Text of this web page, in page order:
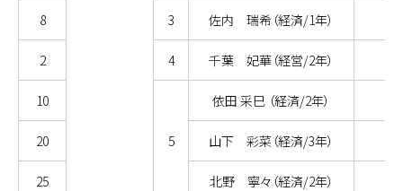
8 3 佐内 瑞希（経済/1年）
2 4 千葉 妃華（経営/2年）
10
5
依田 采巳 （経済/2年）
20 山下 彩菜（経済/3年）
25 北野 寧々（経済/2年）